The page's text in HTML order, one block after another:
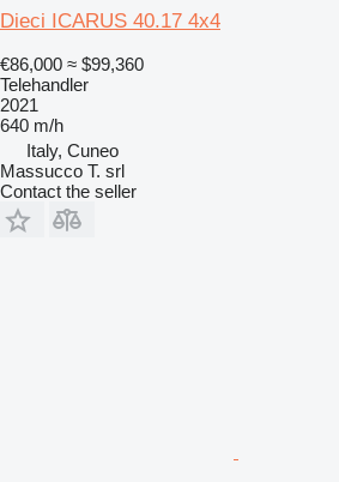
Dieci ICARUS 40.17 4x4
€86,000 ≈ $99,360
Telehandler
2021
640 m/h
Italy, Cuneo
Massucco T. srl
Contact the seller